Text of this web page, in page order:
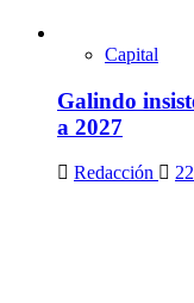
Capital
Galindo
a 2027
Redacción